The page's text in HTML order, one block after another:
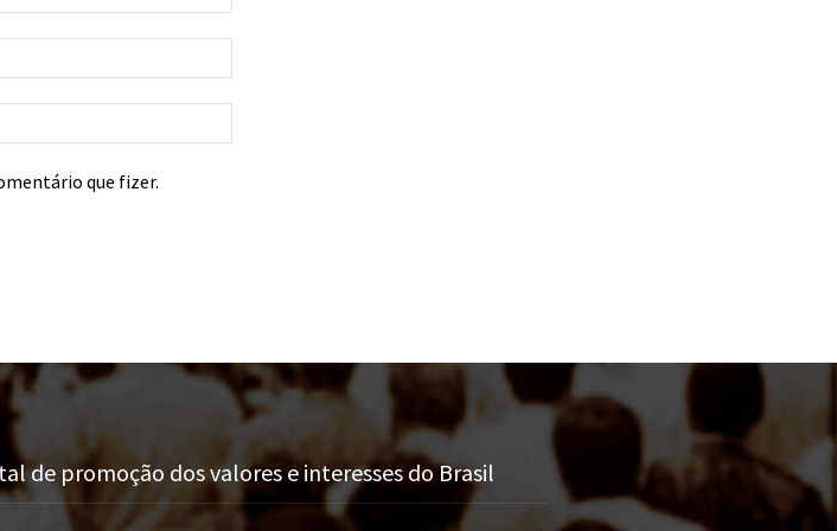
que fizer.
de promoção dos valores e interesses do Brasil